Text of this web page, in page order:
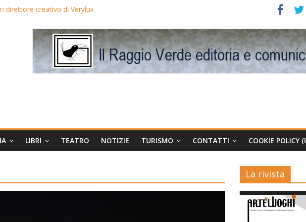
direttore creativo di Verylux
Edwards in proiezione per i LunedìLùmière
la regista Liliana Cavani e Tomas Milian
Avis
LIBRI TEATRO NOTIZIE TURISMO CONTATTI COOKIE POLICY
La rivista